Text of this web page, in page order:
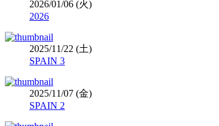
2026/01/06 (火)
2026
2025/11/22 (土)
SPAIN 3
2025/11/07 (金)
SPAIN 2